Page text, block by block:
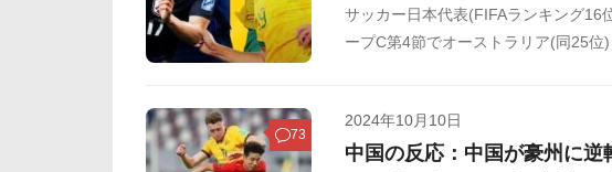
サッカー日本代表(FIFAランキング16
ープC第4節でオーストラリア(同25
まとめましたのでご覧ください。
73
2024年10月10日
中国の反応：中国が豪州に